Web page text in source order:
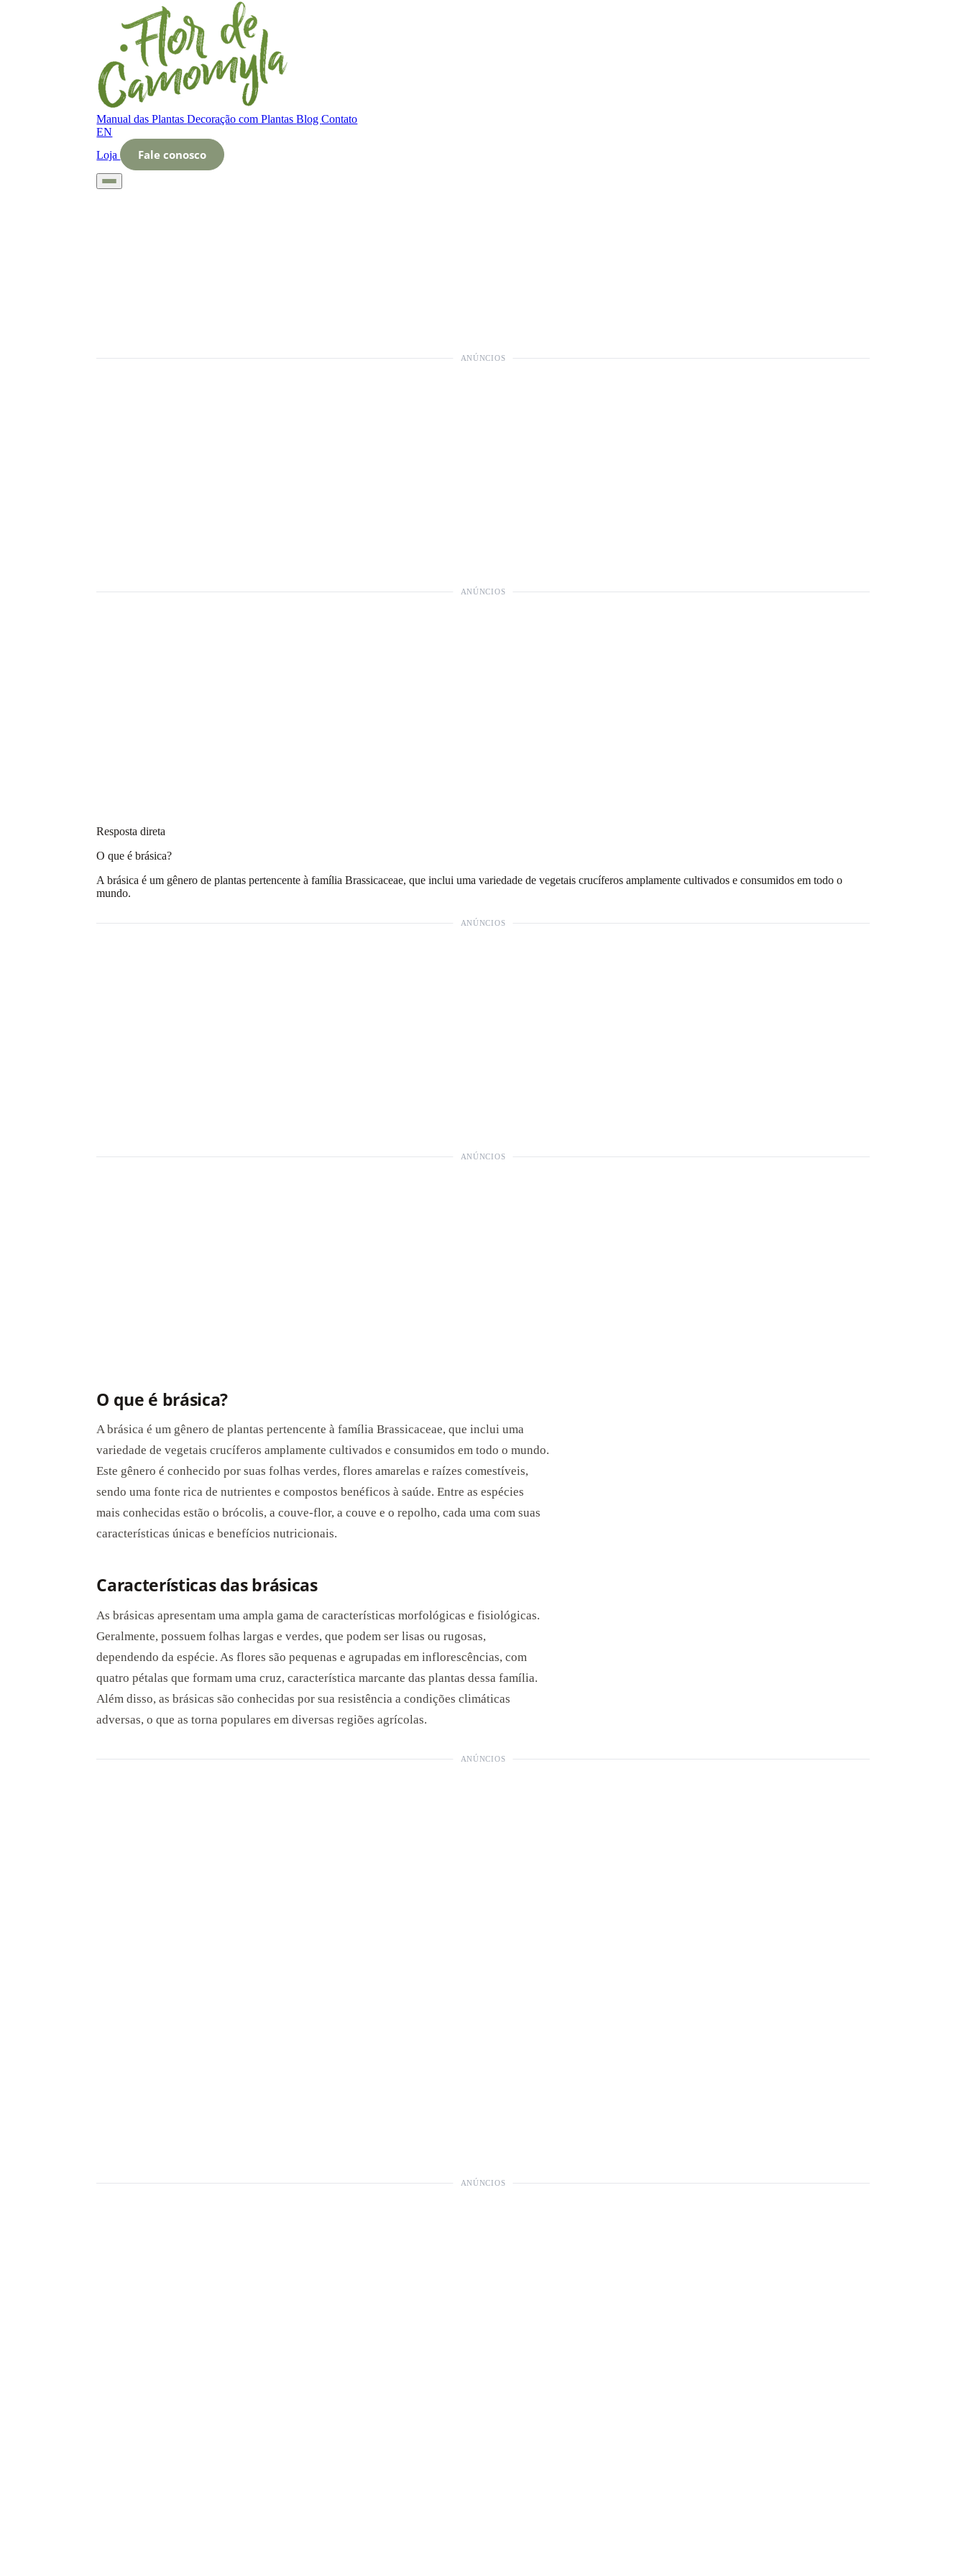
Manual das PlantasDecoração com PlantasBlogContato
EN
Loja
Fale conosco
ANÚNCIOS
ANÚNCIOS
Resposta direta
O que é brásica?
A brásica é um gênero de plantas pertencente à família Brassicaceae, que inclui uma variedade de vegetais crucíferos amplamente cultivados e consumidos em todo o
mundo.
ANÚNCIOS
ANÚNCIOS
O que é brásica?
A brásica é um gênero de plantas pertencente à família Brassicaceae, que inclui uma
variedade de vegetais crucíferos amplamente cultivados e consumidos em todo o mundo.
Este gênero é conhecido por suas folhas verdes, flores amarelas e raízes comestíveis,
sendo uma fonte rica de nutrientes e compostos benéficos à saúde. Entre as espécies
mais conhecidas estão o brócolis, a couve-flor, a couve e o repolho, cada uma com suas
características únicas e benefícios nutricionais.
Características das brásicas
As brásicas apresentam uma ampla gama de características morfológicas e fisiológicas.
Geralmente, possuem folhas largas e verdes, que podem ser lisas ou rugosas,
dependendo da espécie. As flores são pequenas e agrupadas em inflorescências, com
quatro pétalas que formam uma cruz, característica marcante das plantas dessa família.
Além disso, as brásicas são conhecidas por sua resistência a condições climáticas
adversas, o que as torna populares em diversas regiões agrícolas.
ANÚNCIOS
ANÚNCIOS